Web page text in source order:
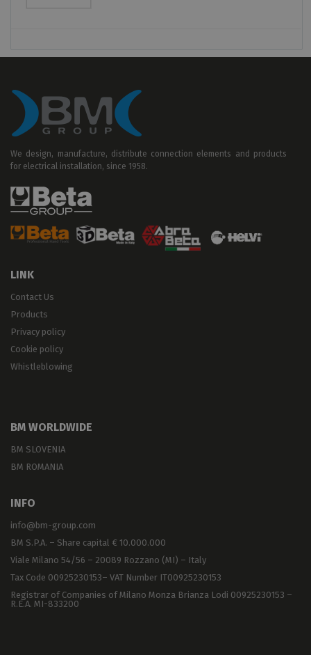
We design, manufacture, distribute connection elements and products
for electrical installation, since 1958.
LINK
Contact Us
Products
Privacy policy
Cookie policy
Whistleblowing
BM WORLDWIDE
BM SLOVENIA
BM ROMANIA
INFO
info@bm-group.com
BM S.P.A. – Share capital € 10.000.000
Viale Milano 54/56 – 20089 Rozzano (MI) – Italy
Tax Code 00925230153– VAT Number IT00925230153
Registrar of Companies of Milano Monza Brianza Lodi 00925230153 –
R.E.A. MI-833200